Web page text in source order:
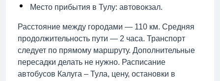
Место прибытия в Тулу: автовокзал.
Расстояние между городами — 110 км. Средняя
продолжительность пути — 2 часа. Транспорт
следует по прямому маршруту. Дополнительные
пересадки делать не нужно. Расписание
автобусов Калуга – Тула, цену, остановки в